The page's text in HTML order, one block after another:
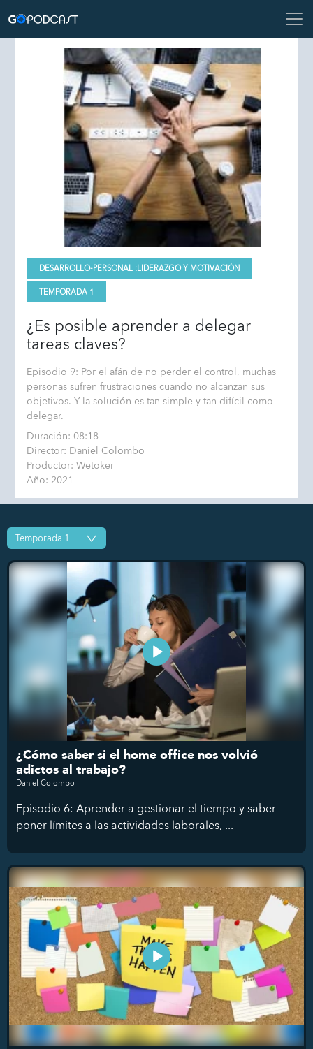
DESARROLLO-PERSONAL :LIDERAZGO Y MOTIVACIÓN
TEMPORADA 1
¿Es posible aprender a delegar
tareas claves?
Episodio 9: Por el afán de no perder el control, muchas
personas sufren frustraciones cuando no alcanzan sus
objetivos. Y la solución es tan simple y tan difícil como
delegar.
Duración: 08:18
Director: Daniel Colombo
Productor: Wetoker
Año: 2021
¿Cómo saber si el home office nos volvió
adictos al trabajo?
Daniel Colombo
Episodio 6: Aprender a gestionar el tiempo y saber
poner límites a las actividades laborales, ...